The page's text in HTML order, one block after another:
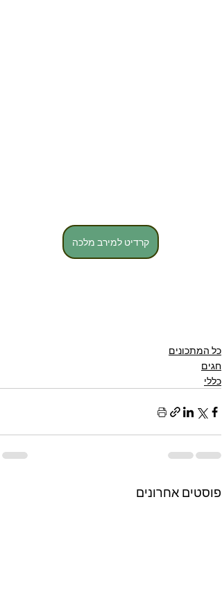
קרדיט למירב מלכה
כל המתכונים
חגים
כללי
פוסטים אחרונים